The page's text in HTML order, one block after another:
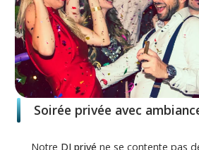
Soirée privée avec
Notre DJ privéne se contente pas